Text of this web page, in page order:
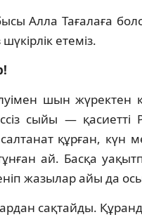
Алла Тағалаға
етемiз.
шын жүректен
сыйы — қасиеттi
құрған, күн
ай. Басқа
жазылар айы да
сақтайды.